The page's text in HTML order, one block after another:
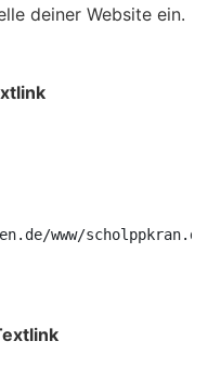
deiner Website ein.
www/